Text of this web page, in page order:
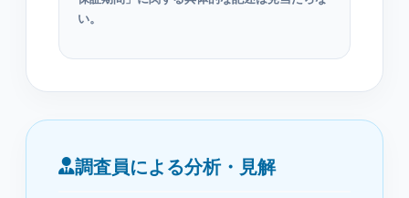
い。
調査員による分析・見解